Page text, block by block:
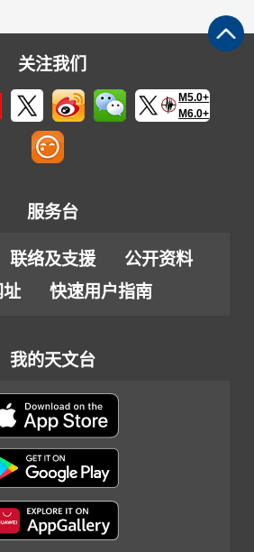
关注我们
M5.0+
M6.0+
服务台
联络及支援
公开资料
址
快速用户指南
我的天文台